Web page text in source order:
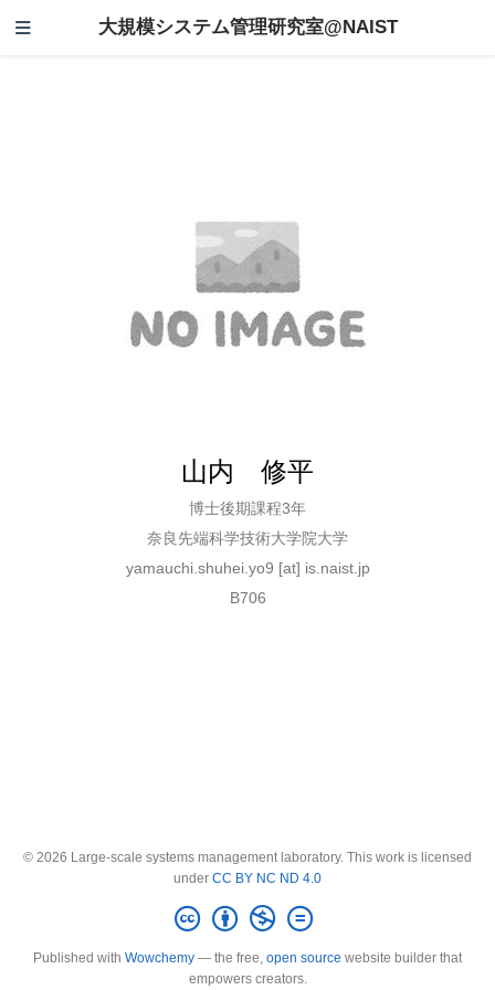
大規模システム管理研究室@NAIST
山内 修平
博士後期課程3年
奈良先端科学技術大学院大学
yamauchi.shuhei.yo9 [at] is.naist.jp
B706
© 2026 Large-scale systems management laboratory. This work is licensed
under CC BY NC ND 4.0
Published with Wowchemy — the free, open source website builder that
empowers creators.